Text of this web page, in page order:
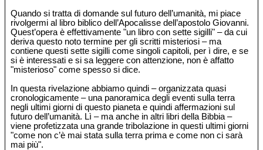
Quando si tratta di domande sul futuro dell’umanità, mi piace
rivolgermi al libro biblico dell’Apocalisse dell’apostolo Giovanni.
Quest’opera è effettivamente "un libro con sette sigilli" – da cui
deriva questo noto termine per gli scritti misteriosi – ma
contiene questi sette sigilli come singoli capitoli, per ì dire, e se
si è interessati e si sa leggere con attenzione, non è affatto
"misterioso" come spesso si dice.
In questa rivelazione abbiamo quindi – organizzata quasi
cronologicamente – una panoramica degli eventi sulla terra
negli ultimi giorni di questo pianeta e quindi affermazioni sul
futuro dell’umanità. Lì – ma anche in altri libri della Bibbia –
viene profetizzata una grande tribolazione in questi ultimi giorni
"come non c’è mai stata sulla terra prima e come non ci sarà
mai più".